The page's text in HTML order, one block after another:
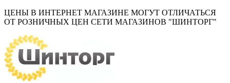
ЦЕНЫ В ИНТЕРНЕТ МАГАЗИНЕ МОГУТ ОТЛИЧАТЬСЯ
ОТ РОЗНИЧНЫХ ЦЕН СЕТИ МАГАЗИНОВ "ШИНТОРГ"